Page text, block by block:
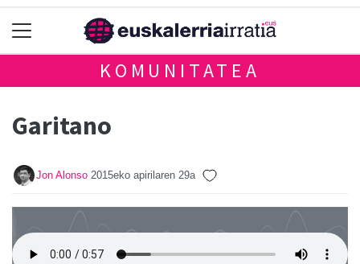
KOMUNITATEA
Garitano
Jon Alonso 2015eko apirilaren 29a